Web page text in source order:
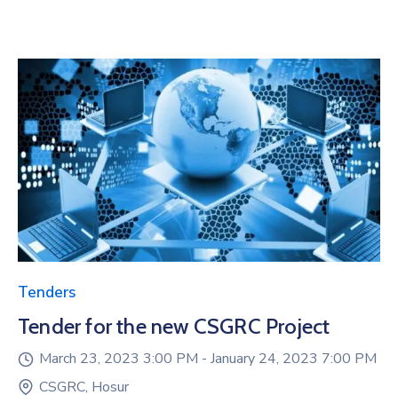
Tenders
Tender for the new CSGRC Project
March 23, 2023 3:00 PM - January 24, 2023 7:00 PM
CSGRC, Hosur